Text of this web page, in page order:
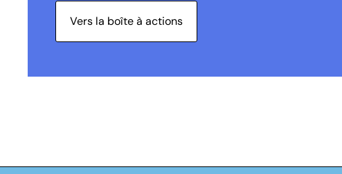
Vers la boîte à actions